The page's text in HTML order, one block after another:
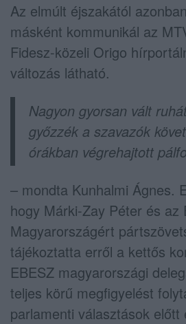
Az elmúlt éjszakától
másként kommunikál az
Fidesz-közeli Origo
változás látható.
Nagyon gyorsan vált
győzzék a szavazók
órákban végrehajtott
– mondta Kunhalmi Ágnes.
hogy Márki-Zay Péter és az
Magyarországért
tájékoztatta erről a kettős
EBESZ magyarországi
teljes körű megfigyelést
parlamenti választások előtt